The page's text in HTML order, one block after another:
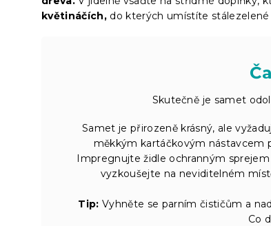
květináčích, do kterých umístíte stálezelené
Skutečně je samet
Samet je přirozeně krásný, ale
měkkým kartáčkovým nástavcem
Impregnujte židle ochranným
vyzkoušejte na neviditelném
Tip: Vyhněte se parním čističům a
Co